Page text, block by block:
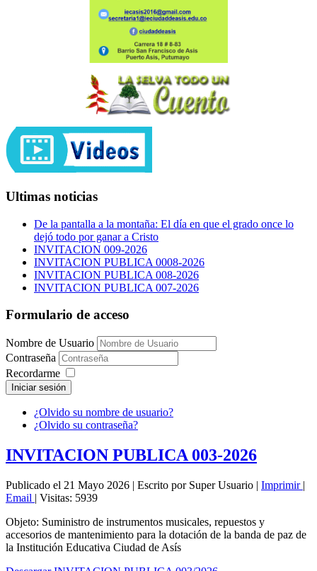
Ultimas noticias
De la pantalla a la montaña: El día en que el grado once lo
dejó todo por ganar a Cristo
INVITACION 009-2026
INVITACION PUBLICA 0008-2026
INVITACION PUBLICA 008-2026
INVITACION PUBLICA 007-2026
Formulario de acceso
Nombre de Usuario
Contraseña
Recordarme
Iniciar sesión
¿Olvido su nombre de usuario?
¿Olvido su contraseña?
INVITACION PUBLICA 003-2026
Publicado el 21 Mayo 2026 | Escrito por Super Usuario | Imprimir |
Email | Visitas: 5939
Objeto: Suministro de instrumentos musicales, repuestos y
accesorios de mantenimiento para la dotación de la banda de paz de
la Institución Educativa Ciudad de Asís